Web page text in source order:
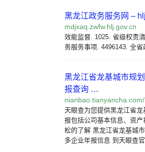
黑龙江政务服务网 – hlj
mdjxaq.zwfw.hlj.gov.cn
效能监督. 1025. 省级权责
务服务事项. 4496143. 全
黑龙江省龙基城市规划
报查询 …
天眼查为您提供黑龙江省龙
报包括公司基本信息、资
松的了解 黑龙江省龙基城
多企业年报信息 到天眼查官